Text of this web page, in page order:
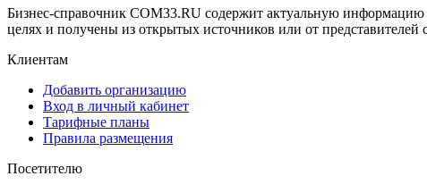
Бизнес-справочник COM33.RU содержит актуальную
целях и получены из открытых источников или от представителей
Клиентам
Добавить организацию
Вход в личный кабинет
Тарифные планы
Правила размещения
Посетителю